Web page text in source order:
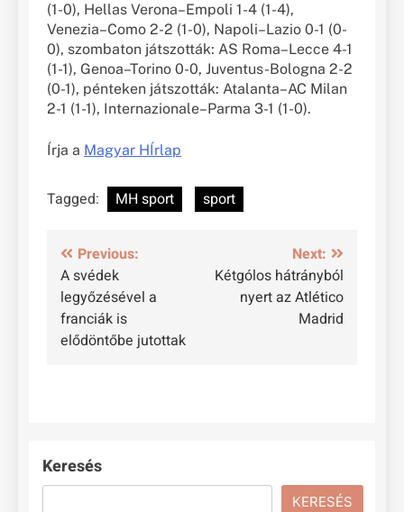
(1-0), Hellas Verona–Empoli 1-4 (1-4),
Venezia–Como 2-2 (1-0), Napoli–Lazio 0-1 (0-
0), szombaton játszották: AS Roma–Lecce 4-1
(1-1), Genoa–Torino 0-0, Juventus-Bologna 2-2
(0-1), pénteken játszották: Atalanta–AC Milan
2-1 (1-1), Internazionale–Parma 3-1 (1-0).
Írja a Magyar HÍrlap
Tagged: MH sport sport
Bejegyzés
navigáció
Previous:
A svédek
legyőzésével a
franciák is
elődöntőbe jutottak
Next:
Kétgólos hátrányból
nyert az Atlético
Madrid
Keresés
KERESÉS